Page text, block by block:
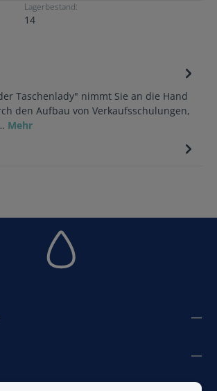
Lagerbestand:
14
Taschenlady" nimmt Sie an die Hand
den Aufbau von Verkaufsschulungen,
Mehr